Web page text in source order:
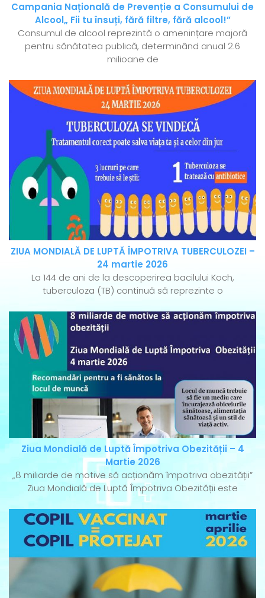
Campania Națională de Prevenție a Consumului de
Alcool„ Fii tu însuți, fără filtre, fără alcool!”
Consumul de alcool reprezintă o amenințare majoră
pentru sănătatea publică, determinând anual 2.6
milioane de
ZIUA MONDIALĂ DE LUPTĂ ÎMPOTRIVA TUBERCULOZEI –
24 martie 2026
La 144 de ani de la descoperirea bacilului Koch,
tuberculoza (TB) continuă să reprezinte o
Ziua Mondială de Luptă Împotriva Obezității – 4
Martie 2026
„8 miliarde de motive să acționăm împotriva obezității”
Ziua Mondială de Luptă Împotriva Obezității este